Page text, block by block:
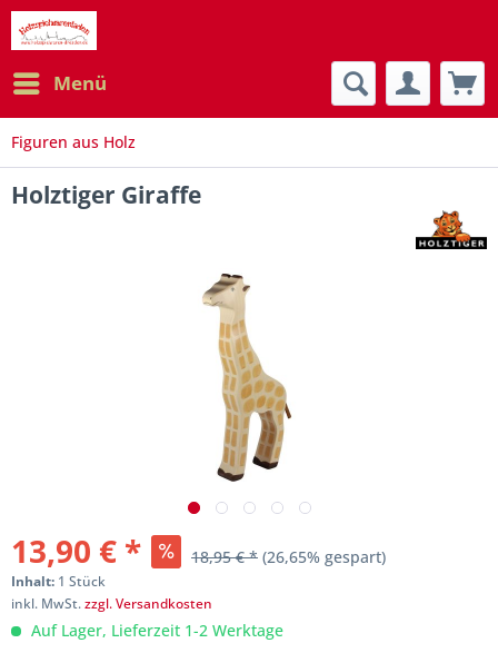
Menü
Figuren aus Holz
Holztiger Giraffe
13,90 € * 18,95 € * (26,65% gespart)
Inhalt: 1 Stück
inkl. MwSt.zzgl. Versandkosten
Auf Lager, Lieferzeit 1-2 Werktage